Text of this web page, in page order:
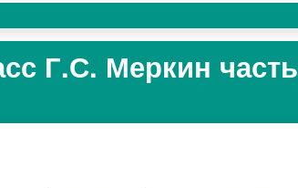
Г.С. Меркин часть